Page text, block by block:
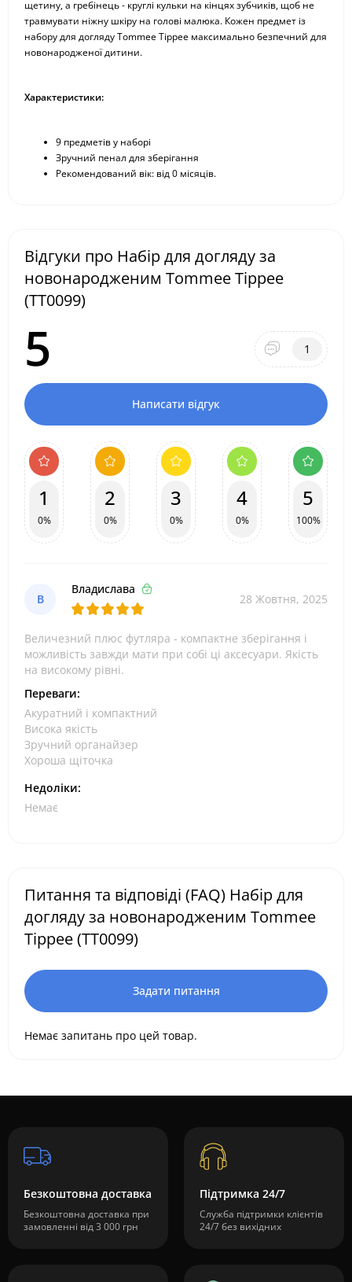
щетину, а гребінець - круглі кульки на кінцях зубчиків, щоб не
травмувати ніжну шкіру на голові малюка. Кожен предмет із
набору для догляду Tommee Tippee максимально безпечний для
новонародженої дитини.
Характеристики:
9 предметів у наборі
Зручний пенал для зберігання
Рекомендований вік: від 0 місяців.
Відгуки про Набір для догляду за
новонародженим Tommee Tippee
(TT0099)
5 1
Написати відгук
1
0%
2
0%
3
0%
4
0%
5
100%
В
Владислава
28 Жовтня, 2025
Величезний плюс футляра - компактне зберігання і
можливість завжди мати при собі ці аксесуари. Якість
на високому рівні.
Переваги:
Акуратний і компактний
Висока якість
Зручний органайзер
Хороша щіточка
Недоліки:
Немає
Питання та відповіді (FAQ) Набір для
догляду за новонародженим Tommee
Tippee (TT0099)
Задати питання
Немає запитань про цей товар.
Безкоштовна доставка
Безкоштовна доставка при
замовленні від 3 000 грн
Підтримка 24/7
Служба підтримки клієнтів
24/7 без вихідних